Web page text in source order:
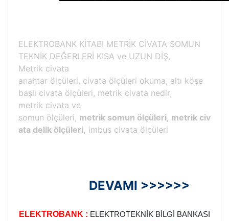
ELEKTROBANK KİTABI METRİK CİVATA SOMUN
TEKNİK DEĞERLERİ KISA ve UZUN DİŞ,
Metrik civata
anahtar ölçüleri, civata ölçüleri okuma, altı köşe
başlı civata ölçüleri, metrik civata nedir,
metrik civata ve
somun ölçüleri, metrik somun ölçüleri, metrik civ
ata delik ölçüleri, imbus civata ölçüleri
DEVAMI >>>>>>
ELEKTROBANK : ELEKTROTEKNİK BİLGİ BANKASI